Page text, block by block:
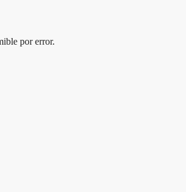
por error.